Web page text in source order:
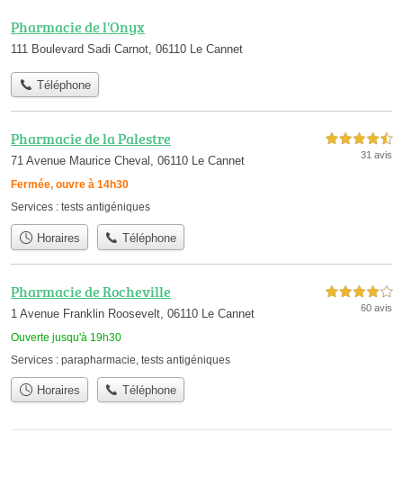
Pharmacie de l'Onyx
111 Boulevard Sadi Carnot, 06110 Le Cannet
Téléphone
Pharmacie de la Palestre
71 Avenue Maurice Cheval, 06110 Le Cannet
Fermée, ouvre à 14h30
4,5 étoiles sur 5
31 avis
Services : tests antigéniques
Horaires Téléphone
Pharmacie de Rocheville
1 Avenue Franklin Roosevelt, 06110 Le Cannet
Ouverte jusqu'à 19h30
4,0 étoiles sur 5
60 avis
Services : parapharmacie tests antigéniques
Horaires Téléphone